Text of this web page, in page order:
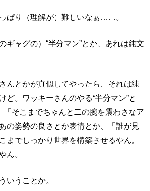
ぱり（理解が）難しいなぁ……。
ギャグの）“半分マン”とか、あれは純文
んとかが真似してやったら、それは純
ど。ワッキーさんのやる“半分マン”と
「そこまでちゃんと二の腕を震わさなア
の姿勢の良さとか表情とか、「誰が見
までしっかり世界を構築させるやん。
ん。
うことか。